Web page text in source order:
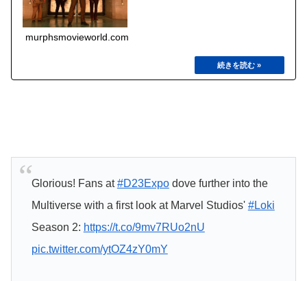
murphsmovieworld.com
Glorious! Fans at#D23Expodove further into the
Multiverse with a first look at Marvel Studios' #Loki
Season 2: https://t.co/9mv7RUo2nU
pic.twitter.com/ytOZ4zY0mY